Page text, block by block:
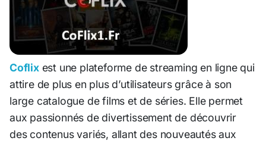
Coflixest une plateforme de streaming en ligne qui
attire de plus en plus d’utilisateurs grâce à son
large catalogue de films et de séries. Elle permet
aux passionnés de divertissement de découvrir
des contenus variés, allant des nouveautés aux